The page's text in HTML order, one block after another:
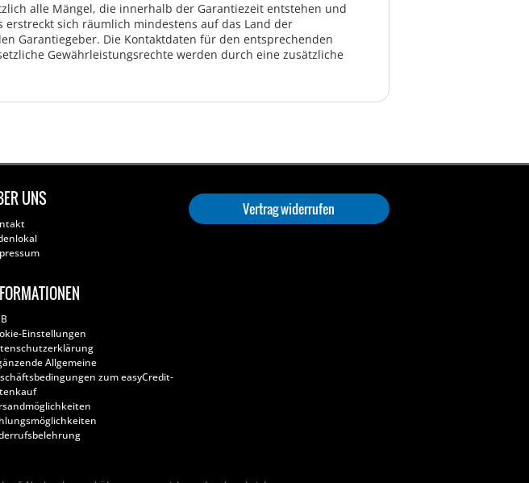
alle Mängel, die innerhalb der Garantiezeit entstehen und
sich räumlich mindestens auf das Land der
Garantiegeber. Die Kontaktdaten für den entsprechenden
Gewährleistungsrechte werden durch eine zusätzliche
UNS
Einstellungen
Allgemeine
zum easyCredit-
Vertrag widerrufen